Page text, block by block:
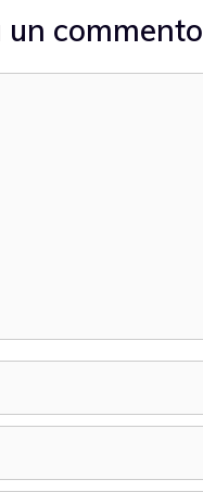
un commento